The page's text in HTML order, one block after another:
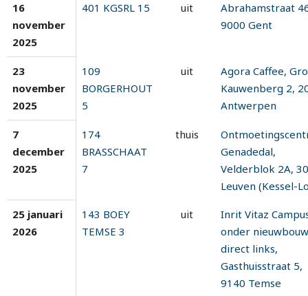
16
november
2025
401 KGSRL 15 uit
Abrahamstraat
9000 Gent
23
november
2025
109
BORGERHOUT
5
uit
Agora Caffee,
Kauwenberg 2,
Antwerpen
7
december
2025
174
BRASSCHAAT
7
thuis
Genadedal,
Velderblok 2A,
Leuven (Kessel-
25 januari
2026
143 BOEY
TEMSE 3
uit
Inrit Vitaz
onder
direct links,
Gasthuisstraat 5,
9140 Temse